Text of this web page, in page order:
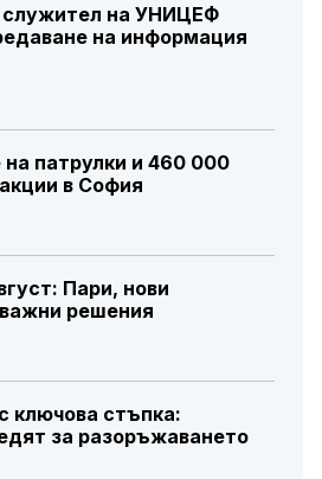
служител на УНИЦЕФ
на информация
на патрулки и 460 000
в София
Пари, нови
решения
ключова стъпка:
за разоръжаването